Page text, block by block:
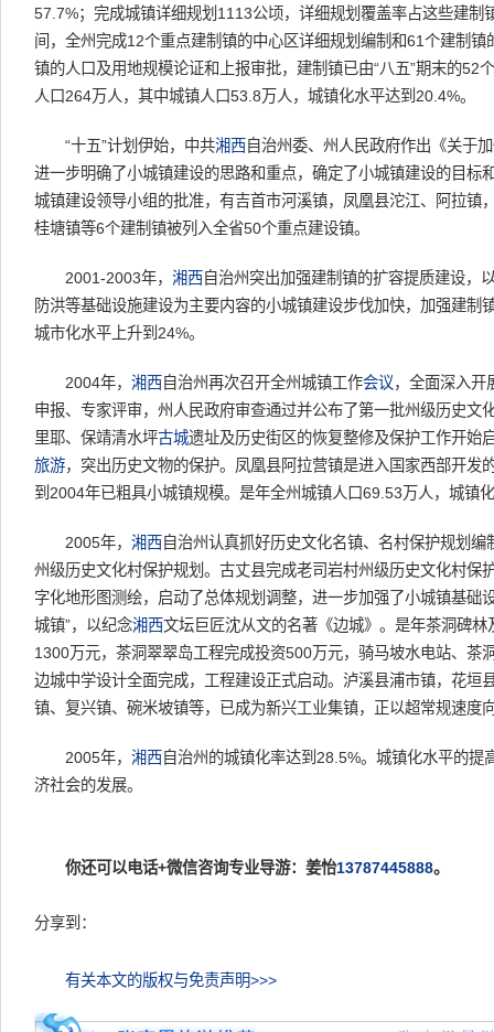
57.7%；完成城镇详细规划1113公顷，详细规划覆盖率占这些建制
间，全州完成12个重点建制镇的中心区详细规划编制和61个建制
镇的人口及用地规模论证和上报审批，建制镇已由“八五”期末的52
人口264万人，其中城镇人口53.8万人，城镇化水平达到20.4%。
“十五”计划伊始，中共湘西 自治州委、州人民政府作出《关于
进一步明确了小城镇建设的思路和重点，确定了小城镇建设的目标
城镇建设领导小组的批准，有吉首市河溪镇，凤凰县沱江、阿拉镇
桂塘镇等6个建制镇被列入全省50个重点建设镇。
2001-2003年， 湘西 自治州突出加强建制镇的扩容提质建设，
防洪等基础设施建设为主要内容的小城镇建设步伐加快，加强建制
城市化水平上升到24%。
2004年， 湘西 自治州再次召开全州城镇工作会议，全面深入开
申报、专家评审，州人民政府审查通过并公布了第一批州级历史文
里耶、保靖清水坪古城遗址及历史街区的恢复整修及保护工作开始
旅游，突出历史文物的保护。凤凰县阿拉营镇是进入国家西部开发
到2004年已粗具小城镇规模。是年全州城镇人口69.53万人，城镇
2005年， 湘西 自治州认真抓好历史文化名镇、名村保护规划
州级历史文化村保护规划。古丈县完成老司岩村州级历史文化村保
字化地形图测绘，启动了总体规划调整，进一步加强了小城镇基础
城镇”，以纪念湘西文坛巨匠沈从文的名著《边城》。是年茶洞碑
1300万元，茶洞翠翠岛工程完成投资500万元，骑马坡水电站、茶
边城中学设计全面完成，工程建设正式启动。泸溪县浦市镇，花垣
镇、复兴镇、碗米坡镇等，已成为新兴工业集镇，正以超常规速度
2005年， 湘西 自治州的城镇化率达到28.5%。城镇化水平的提
济社会的发展。
你还可以电话+微信咨询专业导游：姜怡13787445888。
分享到：
有关本文的版权与免责声明>>>